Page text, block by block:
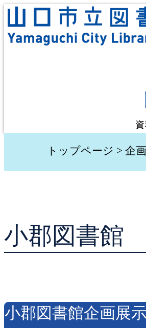
トップページ > 企
小郡図書館
小郡図書館企画展